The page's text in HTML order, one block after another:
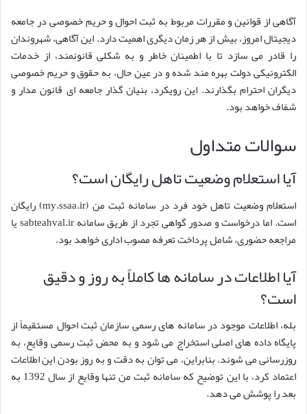
آگاهی از قوانین و مقررات مربوط به ثبت احوال و حریم خصوصی در جامعه
دیجیتال امروز، بیش از هر زمان دیگری اهمیت دارد. این آگاهی، شهروندان
را قادر می سازد تا با اطمینان خاطر و به شکلی قانونمند، از خدمات
الکترونیکی دولت بهره مند شده و در عین حال، به حقوق و حریم خصوصی
دیگران احترام بگذارند. این رویکرد، بنیان گذار جامعه ای قانون مدار و
شفاف خواهد بود.
سوالات متداول
آیا استعلام وضعیت تاهل رایگان است؟
استعلام وضعیت تاهل خود فرد در سامانه ثبت من (my.ssaa.ir) رایگان
است. اما درخواست و صدور گواهی تجرد از طریق سامانه sabteahval.ir یا
مراجعه حضوری، شامل پرداخت تعرفه مصوب اداری خواهد بود.
آیا اطلاعات در سامانه ها کاملاً به روز و دقیق
است؟
بله، اطلاعات موجود در سامانه های رسمی سازمان ثبت احوال مستقیماً از
پایگاه داده های اصلی استخراج می شود و به محض ثبت رسمی وقایع، به
روزرسانی می شوند. بنابراین، می توان به دقت و به روز بودن این اطلاعات
اعتماد کرد، با این توضیح که سامانه ثبت من تنها وقایع از سال 1392 به
بعد را پوشش می دهد.